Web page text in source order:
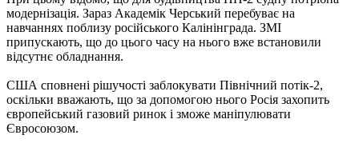
модернізація. Зараз Академік Черський перебуває на
навчаннях поблизу російського Калінінграда. ЗМІ
припускають, що до цього часу на нього вже встановили
відсутнє обладнання.
США сповнені рішучості заблокувати Північний потік-2,
оскільки вважають, що за допомогою нього Росія захопить
європейський газовий ринок і зможе маніпулювати
Євросоюзом.